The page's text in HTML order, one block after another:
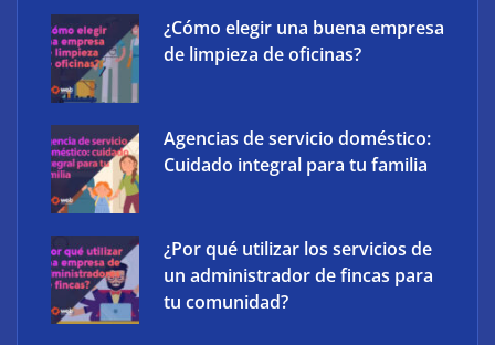
¿Cómo elegir una buena empresa
de limpieza de oficinas?
Agencias de servicio doméstico:
Cuidado integral para tu familia
¿Por qué utilizar los servicios de
un administrador de fincas para
tu comunidad?